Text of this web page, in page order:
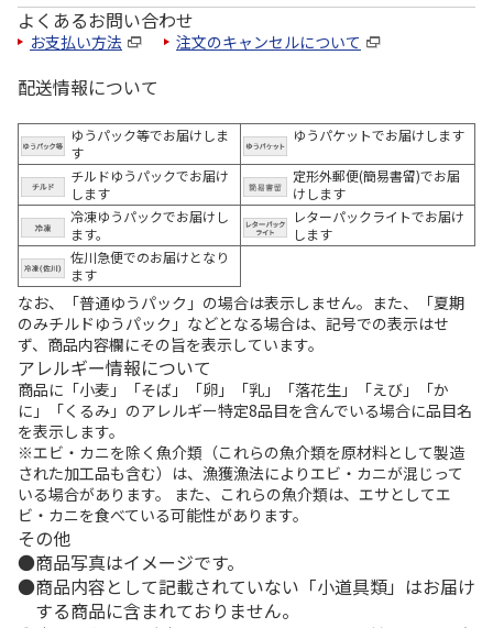
よくあるお問い合わせ
お支払い方法 注文のキャンセルについて
配送情報について
ゆうパック等でお届けしま
す
ゆうパケットでお届けします
チルドゆうパックでお届け
します
定形外郵便(簡易書留)でお届
けします
冷凍ゆうパックでお届けし
ます。
レターパックライトでお届け
します
佐川急便でのお届けとなり
ます
なお、「普通ゆうパック」の場合は表示しません。また、「夏期
のみチルドゆうパック」などとなる場合は、記号での表示はせ
ず、商品内容欄にその旨を表示しています。
アレルギー情報について
商品に「小麦」「そば」「卵」「乳」「落花生」「えび」「か
に」「くるみ」のアレルギー特定8品目を含んでいる場合に品目名
を表示します。
※エビ・カニを除く魚介類（これらの魚介類を原材料として製造
された加工品も含む）は、漁獲漁法によりエビ・カニが混じって
いる場合があります。 また、これらの魚介類は、エサとしてエ
ビ・カニを食べている可能性があります。
その他
商品写真はイメージです。
商品内容として記載されていない「小道具類」はお届け
する商品に含まれておりません。